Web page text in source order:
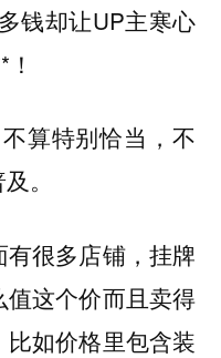
钱却让UP主寒心
算特别恰当，不
。
很多店铺，挂牌
这个价而且卖得
如价格里包含装